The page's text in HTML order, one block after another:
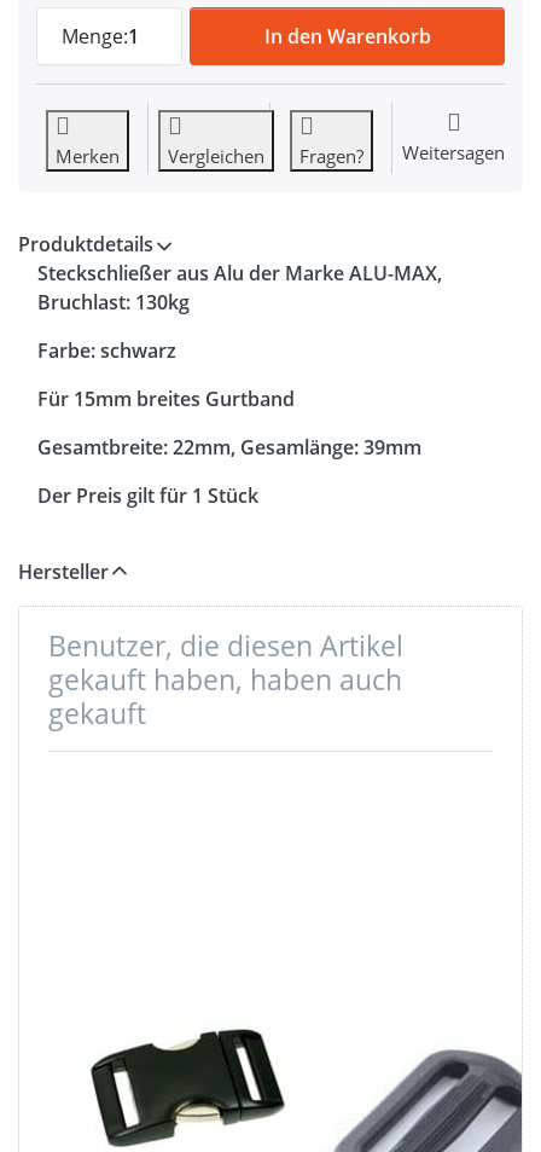
Menge:1
Steckschließer aus Alu - 15mm
In den Warenkorb
Merken Vergleichen Fragen? Weitersagen
Produktdetails
Steckschließer aus Alu der Marke ALU-MAX,
Bruchlast: 130kg
Farbe: schwarz
Für 15mm breites Gurtband
Gesamtbreite: 22mm, Gesamlänge: 39mm
Der Preis gilt für 1 Stück
Hersteller
Benutzer, die diesen Artikel
gekauft haben, haben auch
gekauft
aus Alu - 20mm
Durchlass -
schwarz - 1
Nylon - 15mm
Durchlass- 1
Stück